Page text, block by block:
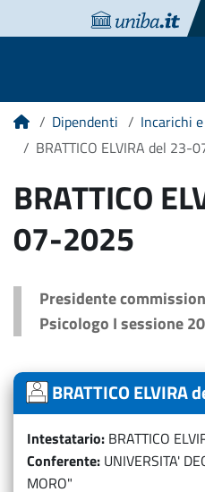
HomeDipendenti
Incarichi
BRATTICO ELVIRA del 23-
BRATTICO
07-2025
Presidente
Psicologo I sessione
BRATTICO
Intestatario BRATTICO
Conferente UNIVERSITA'
MORO"